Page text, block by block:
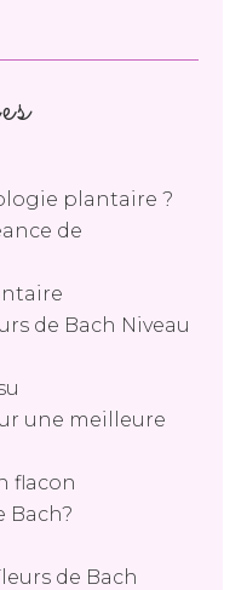
plantaire ?
de
de Bach Niveau
une meilleure
flacon
Bach?
de Bach